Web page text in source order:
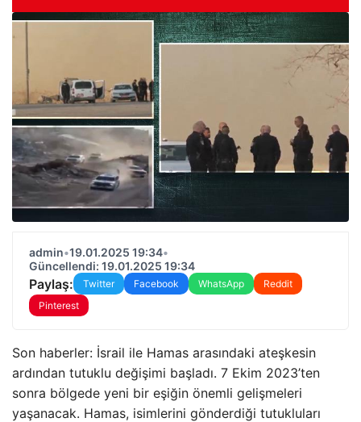
admin•19.01.2025 19:34•
Güncellendi: 19.01.2025 19:34
Paylaş: Twitter Facebook WhatsApp
Reddit
Pinterest
Son haberler: İsrail ile Hamas arasındaki ateşkesin
ardından tutuklu değişimi başladı. 7 Ekim 2023’ten
sonra bölgede yeni bir eşiğin önemli gelişmeleri
yaşanacak. Hamas, isimlerini gönderdiği tutukluları